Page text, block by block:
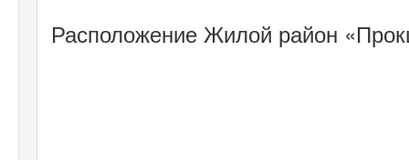
Расположение Жилой район